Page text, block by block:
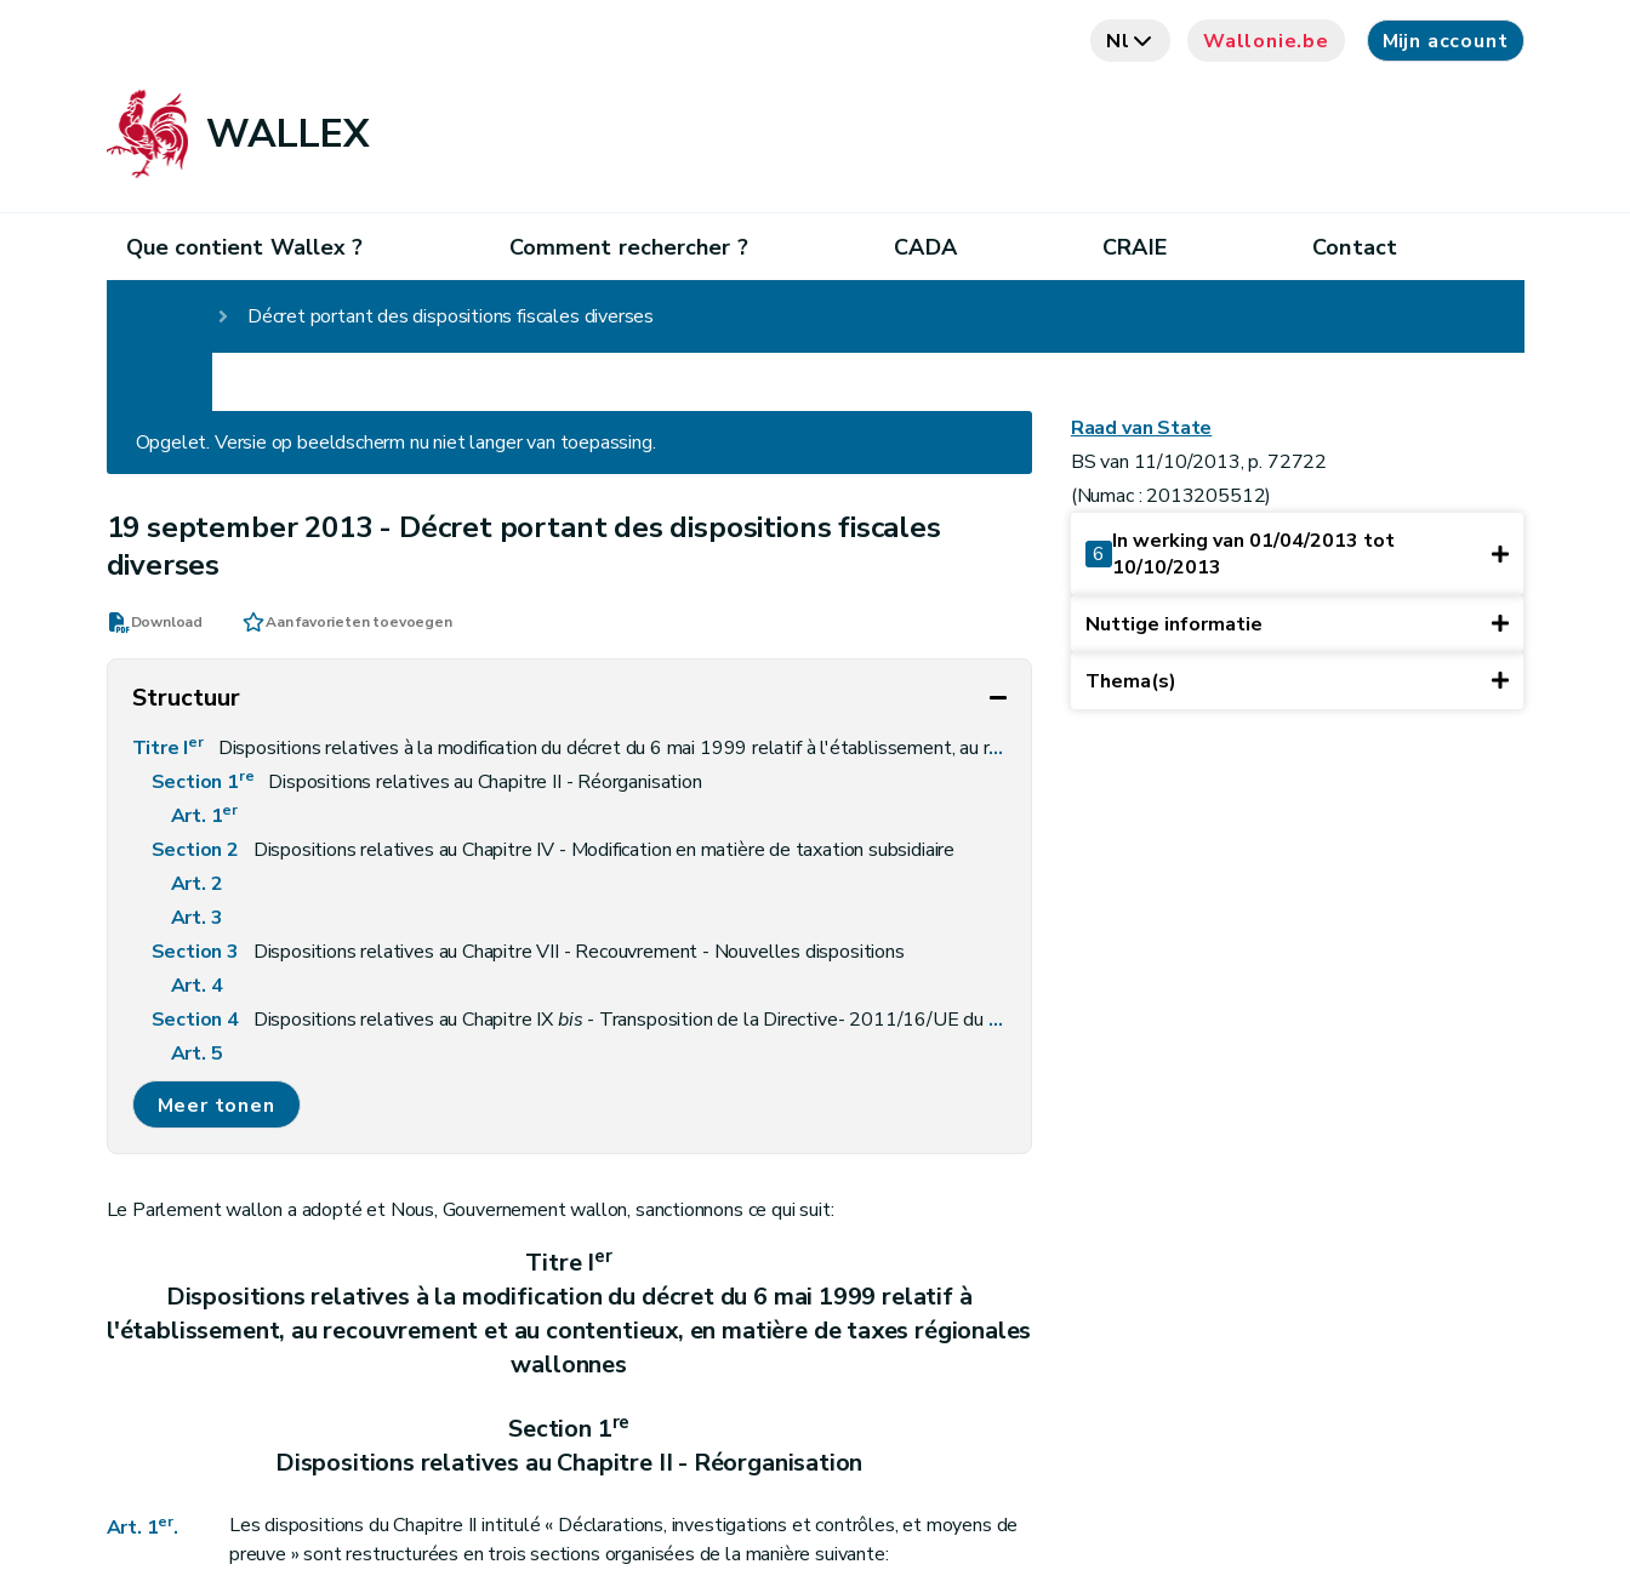
Nl Wallonie.be Mijn account
WALLEX
Que contient Wallex ? Comment rechercher ? CADA CRAIE Contact
Décret portant des dispositions fiscales diverses
Opgelet. Versie op beeldscherm nu niet langer van toepassing.
19 september 2013 - Décret portant des dispositions fiscales
diverses
Download Aan favorieten toevoegen
Structuur
Titre Ier
Dispositions relatives à la modification du décret du 6 mai 1999 relatif à l'établissement, au recouvrement et au contentieux, en matière de taxes régionales wallonnes
Section 1re
Dispositions relatives au Chapitre II - Réorganisation
Art. 1er
Section 2
Dispositions relatives au Chapitre IV - Modification en matière de taxation subsidiaire
Art. 2
Art. 3
Section 3
Dispositions relatives au Chapitre VII - Recouvrement - Nouvelles dispositions
Art. 4
Section 4 Dispositions relatives au Chapitre IXbis - Transposition de la Directive- 2011/16/UE du 15 février 2011 relative à la coopération administrative dans le domaine fiscal et abrogeant la Directive 77/799/CEE
Art. 5
Art. 6
Art. 7
Art. 9
Art. 11
Art. 12
Art. 18
Meer tonen
Le Parlement wallon a adopté et Nous, Gouvernement wallon, sanctionnons ce qui suit:
Titre Ier
Dispositions relatives à la modification du décret du 6 mai 1999 relatif à
l'établissement, au recouvrement et au contentieux, en matière de taxes régionales
wallonnes
Section 1re
Dispositions relatives au Chapitre II - Réorganisation
Art. 1er.
Les dispositions du Chapitre II intitulé « Déclarations, investigations et contrôles, et moyens de
preuve » sont restructurées en trois sections organisées de la manière suivante:
Raad van State
BS van 11/10/2013, p. 72722
(Numac : 2013205512)
6 In werking van 01/04/2013 tot
10/10/2013
Nuttige informatie
Thema(s)